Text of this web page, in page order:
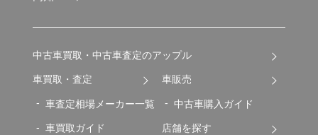
中古車買取・中古車査定のアップル
車買取・査定
車査定相場メーカー一覧
車買取ガイド
車販売
中古車購入ガイド
店舗を探す